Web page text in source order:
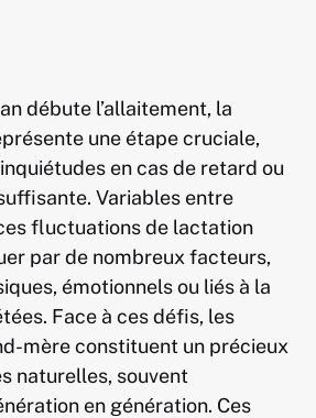
débute l’allaitement, la
une étape cruciale,
en cas de retard ou
Variables entre
fluctuations de lactation
par de nombreux facteurs,
émotionnels ou liés à la
Face à ces défis, les
mère constituent un précieux
naturelles, souvent
en génération. Ces